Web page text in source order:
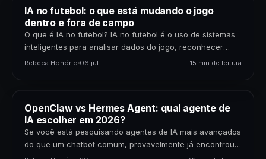
IA no futebol: o que está mudando o jogo
dentro e fora de campo
O que é IA no futebol? IA no futebol é o uso de sistemas
inteligentes para analisar dados do jogo, reconhecer
padrões, gerar previsões,…
Rebeca Honório 06 jul 15 min de leitura
OpenClaw vs Hermes Agent: qual agente de
IA escolher em 2026?
Se você está pesquisando agentes de IA mais avançados
do que um chatbot comum, provavelmente já encontrou
dois nomes: OpenClaw e Hermes Agent. Os…